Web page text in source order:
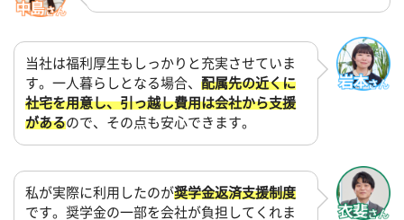
当社は福利厚生もしっかりと充実させていま
す。一人暮らしとなる場合、 配属先の近くに
社宅を用意し、引っ越し費用は会社から支援
があるので、その点も安心できます。
私が実際に利用したのが奨学金返済支援制度
です。奨学金の一部を会社が負担してくれま